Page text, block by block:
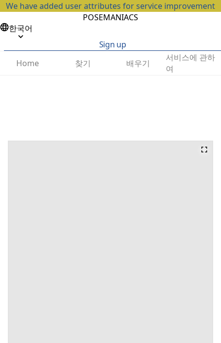
We have added user attributes for service improvement
POSEMANIACS
한국어
Sign up
Home
찾기 배우기
서비스에 관하
여